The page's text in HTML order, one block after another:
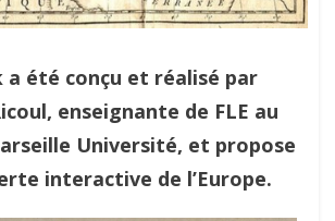
a été conçu et réalisé par
enseignante de FLE au
Université, et propose
interactive de l’Europe.